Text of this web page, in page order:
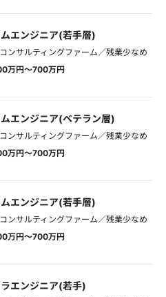
ムエンジニア(若手層)
ンサルティングファーム／残業少なめ
万円～700万円
ムエンジニア(ベテラン層)
ンサルティングファーム／残業少なめ
万円～700万円
ムエンジニア(若手層)
ンサルティングファーム／残業少なめ
万円～700万円
ラエンジニア(若手)